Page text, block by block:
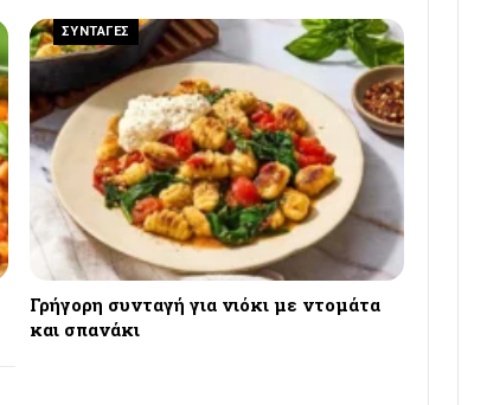
ΣΥΝΤΑΓΕΣ
Γρήγορη συνταγή για νιόκι με ντομάτα
και σπανάκι